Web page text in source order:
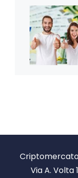
Via A. Volta